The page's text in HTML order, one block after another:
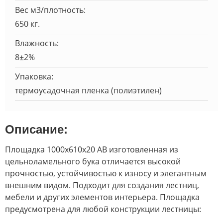
Вес м3/плотность:
650 кг.
Влажность:
8±2%
Упаковка:
термоусадочная пленка (полиэтилен)
Описание:
Площадка 1000х610х20 АВ изготовленная из
цельноламельного бука отличается высокой
прочностью, устойчивостью к износу и элегантным
внешним видом. Подходит для создания лестниц,
мебели и других элементов интерьера. Площадка
предусмотрена для любой конструкции лестницы: